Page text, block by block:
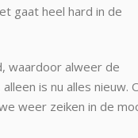
gaat heel hard in de
waardoor alweer de
is nu alles nieuw.
weer zeiken in de